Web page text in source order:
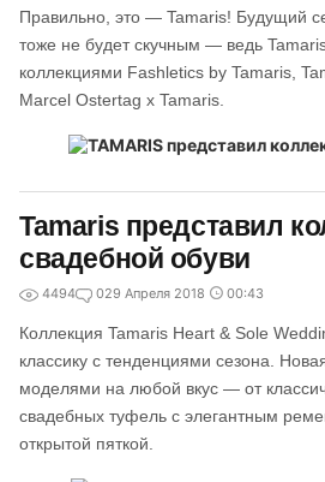
Правильно, это — Tamaris! Будущий
тоже не будет скучным — ведь
коллекциями Fashletics by Tamaris,
Marcel Ostertag x Tamaris.
Tamaris представил
свадебной обуви
4494 029 Апреля 2018 00:43
Коллекция Tamaris Heart & Sole
классику с тенденциями сезона.
моделями на любой вкус — от
свадебных туфель с элегантным
открытой пяткой.